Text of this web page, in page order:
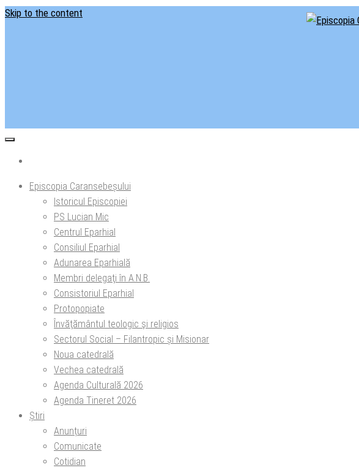
Skip to the content
Episcopia Caransebeșului
Istoricul Episcopiei
PS Lucian Mic
Centrul Eparhial
Consiliul Eparhial
Adunarea Eparhială
Membri delegaţi în A.N.B.
Consistoriul Eparhial
Protopopiate
Învăţământul teologic şi religios
Sectorul Social – Filantropic și Misionar
Noua catedrală
Vechea catedrală
Agenda Culturală 2026
Agenda Tineret 2026
Știri
Anunțuri
Comunicate
Cotidian